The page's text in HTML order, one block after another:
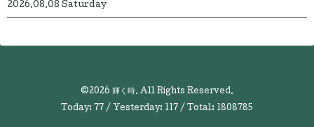
2026.08.08 Saturday
©2026 輝く時. All Rights Reserved.
Today: 77 / Yesterday: 117 / Total: 1808785